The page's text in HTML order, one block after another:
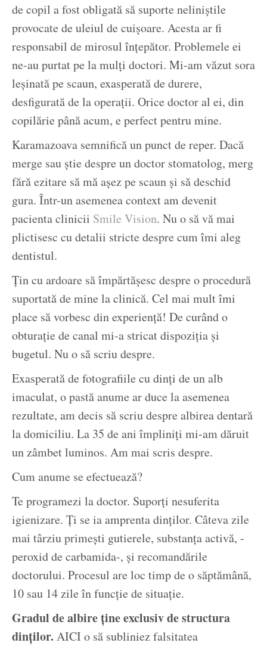
de copil a fost obligată să suporte neliniștile
provocate de uleiul de cuișoare. Acesta ar fi
responsabil de mirosul înțepător. Problemele ei
ne-au purtat pe la mulți doctori. Mi-am văzut sora
leșinată pe scaun, exasperată de durere,
desfigurată de la operații. Orice doctor al ei, din
copilărie până acum, e perfect pentru mine.
Karamazoava semnifică un punct de reper. Dacă
merge sau știe despre un doctor stomatolog, merg
fără ezitare să mă așez pe scaun și să deschid
gura. Într-un asemenea context am devenit
pacienta clinicii Smile Vision. Nu o să vă mai
plictisesc cu detalii stricte despre cum îmi aleg
dentistul.
Țin cu ardoare să împărtășesc despre o procedură
suportată de mine la clinică. Cel mai mult îmi
place să vorbesc din experiență! De curând o
obturație de canal mi-a stricat dispoziția și
bugetul. Nu o să scriu despre.
Exasperată de fotografiile cu dinți de un alb
imaculat, o pastă anume ar duce la asemenea
rezultate, am decis să scriu despre albirea dentară
la domiciliu. La 35 de ani împliniți mi-am dăruit
un zâmbet luminos. Am mai scris despre.
Cum anume se efectuează?
Te programezi la doctor. Suporți nesuferita
igienizare. Ți se ia amprenta dinților. Câteva zile
mai târziu primești gutierele, substanța activă, -
peroxid de carbamida-, și recomandările
doctorului. Procesul are loc timp de o săptămână,
10 sau 14 zile în funcție de situație.
Gradul de albire ține exclusiv de structura
dinților. AICI o să subliniez falsitatea